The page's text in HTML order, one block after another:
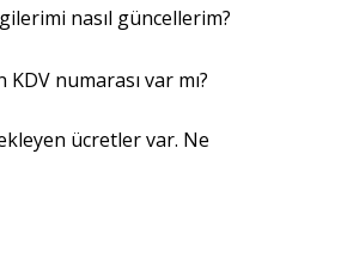
nasıl güncellerim?
KDV numarası var mı?
ücretler var. Ne